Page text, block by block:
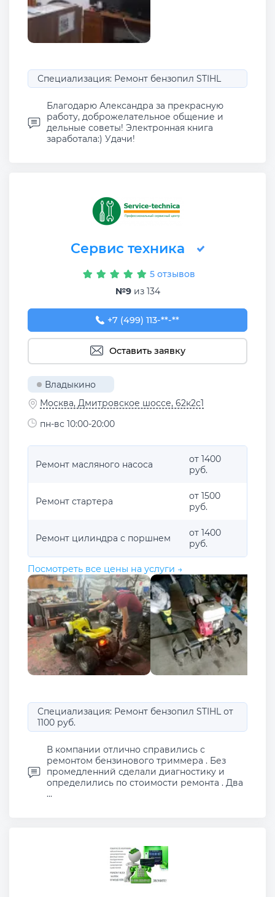
Специализация: Ремонт бензопил STIHL
Благодарю Александра за прекрасную
работу, доброжелательное общение и
дельные советы! Электронная книга
заработала:) Удачи!
Сервис техника
5 отзывов
№9из 134
+7 (499) 113-76-51
+7 (499) 113-**-**
Оставить заявку
Владыкино
Москва, Дмитровское шоссе, 62к2с1
пн-вс 10:00-20:00
Ремонт масляного насоса
от 1400
руб.
Ремонт стартера
от 1500
руб.
Ремонт цилиндра с поршнем
от 1400
руб.
Посмотреть все цены на услуги →
Специализация: Ремонт бензопил STIHL от
1100 руб.
В компании отлично справились с
ремонтом бензинового триммера . Без
промедленний сделали диагностику и
определились по стоимости ремонта . Два
...